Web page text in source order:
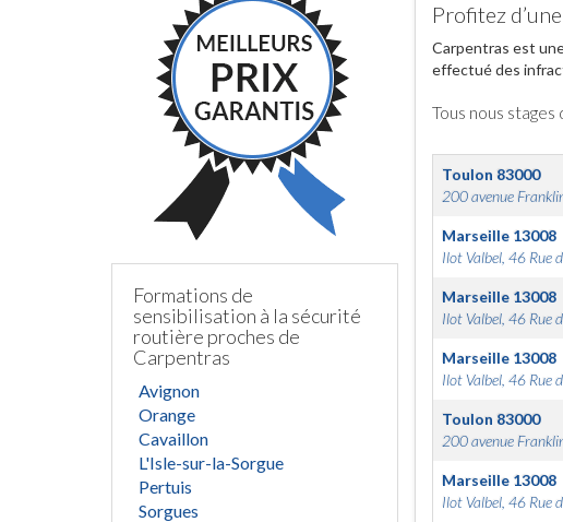
Formations de
sensibilisation à la sécurité
routière proches de
Carpentras
Avignon
Orange
Cavaillon
L'Isle-sur-la-Sorgue
Pertuis
Sorgues
Profitez
Carpentras est
effectué des
Tous nous
Toulon 83000
200 avenue
Marseille 13008
Ilot Valbel, 46 Rue
Marseille 13008
Ilot Valbel, 46 Rue
Marseille 13008
Ilot Valbel, 46 Rue
Toulon 83000
200 avenue
Marseille 13008
Ilot Valbel, 46 Rue